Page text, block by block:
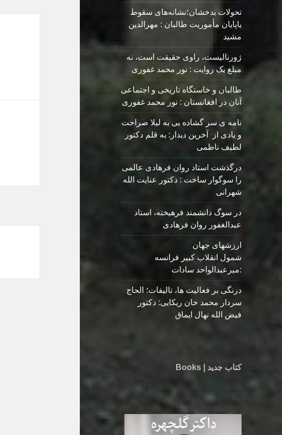
تحولات بدخشان؛نشانه‌های سقوط
یاپایان مأموریت طالبان : مهرالدین
مشید
ژورنالیست، راوی حقیقت است، نه
مبلغ یک روایت : نور محمد غفوری
طالبان و خاستگاه تاریخی و اجتماعی
آنان در افغانستان : نور محمد غفوری
نامه ی سر گشاده يی به ليلا صراحت
و یادی از آخرین دیدار: به قلم دکتور
لطیف ناظمی
درگذشت استاد روان فرهادی عالمی
را سوگوار ساخت : دکتور عنایت الله
شهرانی
در سوگ دانشمند فرهیخته، استاد
عبدالغفور روان فرهادی
ارزشهای جهان
شمول انقلاب کبیر فرانسه
:میرعبدالواحد سادات
درنگی بر فعالیت ها، تالیفات؛ الحاج
سردار محمد خان ریکایی: دکتور
فیض الله نهال ایماق
کتاب جدید | Books